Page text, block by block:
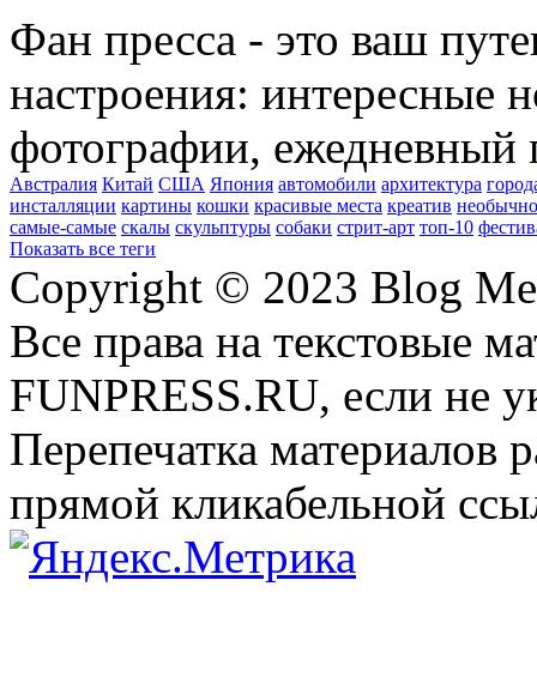
Фан пресса - это ваш
настроения: интересные
фотографии, ежедневный
Австралия Китай США Япония автомобили архитектура
инсталляции картины кошки красивые места креатив
самые-самые скалы скульптуры собаки стрит-арт топ-10
Показать все теги
Copyright © 2023 Blog
Все права на текстовые
FUNPRESS.RU, если не
Перепечатка материалов
прямой кликабельной